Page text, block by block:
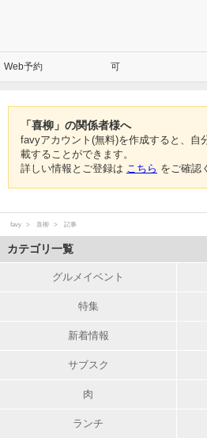
Web予約 可
「喜柳」の関係者様へ
favyアカウント(無料)を作成すると、自
載することができます。
詳しい情報とご登録は こちら をご確認
favy 喜柳 記事
カテゴリ一覧
グルメイベント
特集
新着情報
サブスク
肉
ランチ